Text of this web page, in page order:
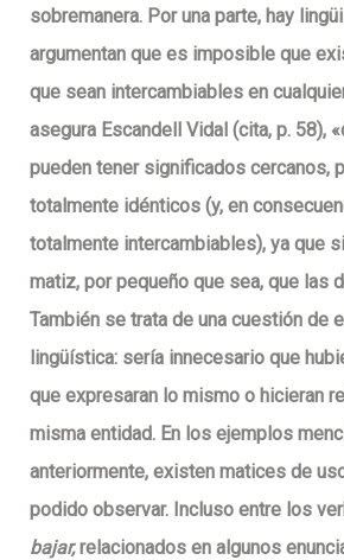
sobremanera. Por una parte, hay
argumentan que es imposible que
que sean intercambiables en
asegura Escandell Vidal (cita, p. 58),
pueden tener significados cercanos,
totalmente idénticos (y, en
totalmente intercambiables), ya que
matiz, por pequeño que sea, que las
También se trata de una cuestión de
lingüística: sería innecesario que
que expresaran lo mismo o hicieran
misma entidad. En los ejemplos
anteriormente, existen matices de
podido observar. Incluso entre los
bajar,relacionados en algunos